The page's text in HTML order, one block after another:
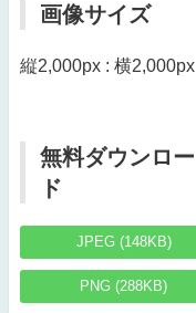
画像サイズ
縦2,000px : 横2,000px
無料ダウンロー
ド
JPEG (148KB)
PNG (288KB)